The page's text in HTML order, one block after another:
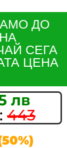
ДО
НА
СЕГА
ЦЕНА
лв
443